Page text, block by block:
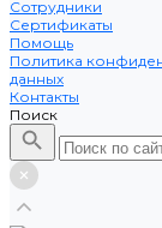
Сотрудники
Сертификаты
Помощь
Политика
данных
Контакты
Поиск